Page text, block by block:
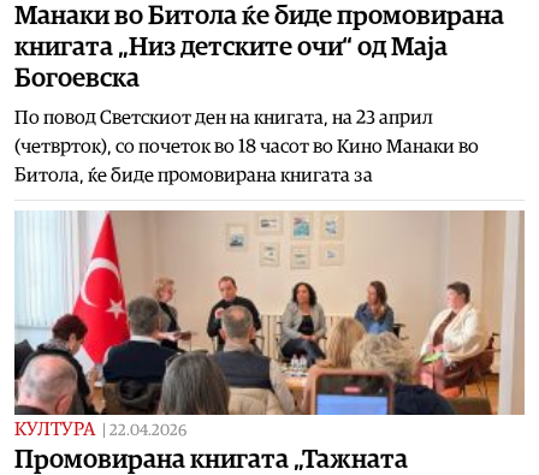
Манаки во Битола ќе биде промовирана
книгата „Низ детските очи“ од Маја
Богоевска
По повод Светскиот ден на книгата, на 23 април
(четврток), со почеток во 18 часот во Кино Манаки во
Битола, ќе биде промовирана книгата за
КУЛТУРА 22.04.2026
Промовирана книгата „Тажната